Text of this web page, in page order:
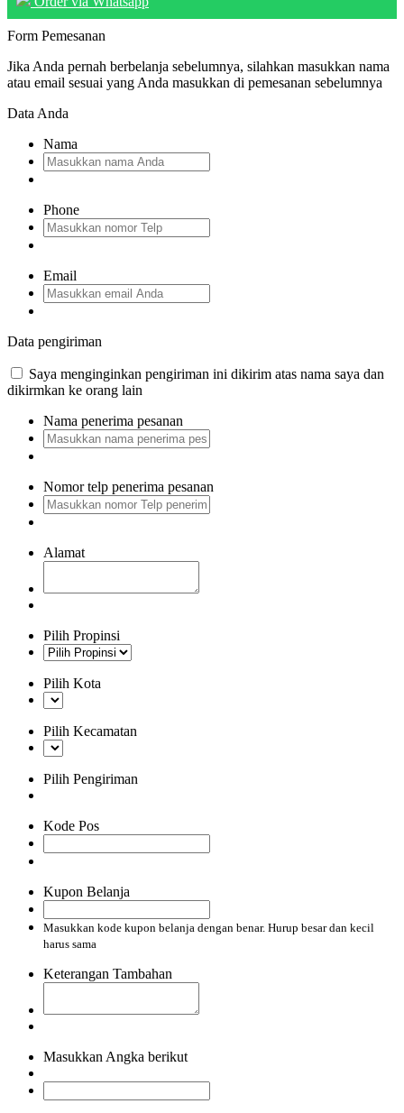
Form Pemesanan
Jika Anda pernah berbelanja sebelumnya, silahkan masukkan nama
atau email sesuai yang Anda masukkan di pemesanan sebelumnya
Data Anda
Nama
Phone
Email
Data pengiriman
Saya menginginkan pengiriman ini dikirim atas nama saya dan
dikirmkan ke orang lain
Nama penerima pesanan
Nomor telp penerima pesanan
Alamat
Pilih Propinsi
Pilih Kota
Pilih Kecamatan
Pilih Pengiriman
Kode Pos
Kupon Belanja
Masukkan kode kupon belanja dengan benar. Hurup besar dan kecil
harus sama
Keterangan Tambahan
Masukkan Angka berikut